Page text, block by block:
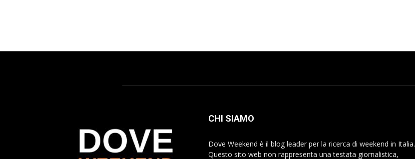
CHI SIAMO
Dove Weekend è il blog leader per la ricerca di weekend in Italia.
Questo sito web non rappresenta una testata giornalistica,